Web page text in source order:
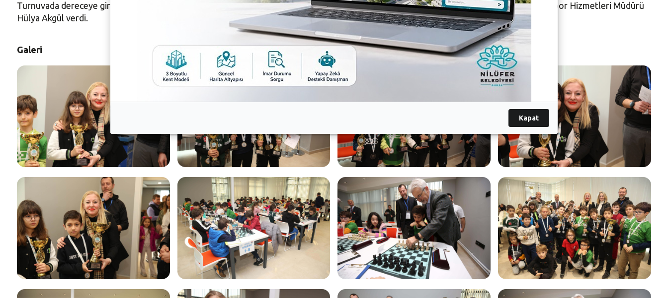
Turnuvada dereceye girenlere kupa ve madalyalarını, Nilüfer Belediye Başkan Yardımcısı Dr. Sibel Özer ile Nilüfer Belediyesi Gençlik ve Spor Hizmetleri Müdürü
Hülya Akgül verdi.
Galeri
Kapat